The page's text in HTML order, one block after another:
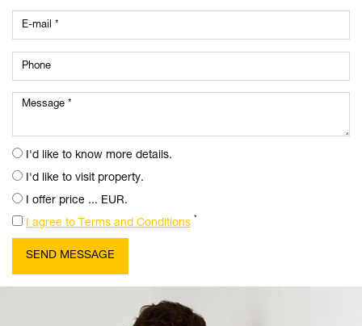
I'd like to know more details.
I'd like to visit property.
I offer price ... EUR.
I agree to Terms and Conditions *